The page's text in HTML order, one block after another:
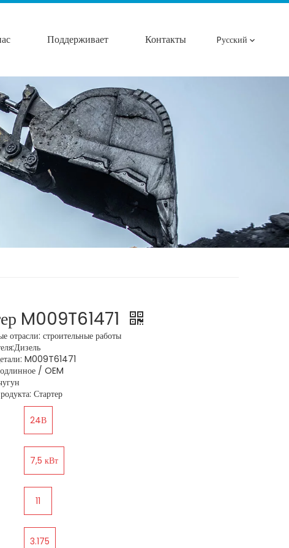
Поддерживает Контакты Pусский
M009T61471
отрасли: строительные работы
M009T61471
/ OEM
Стартер
24В
7,5 кВт
11
3.175